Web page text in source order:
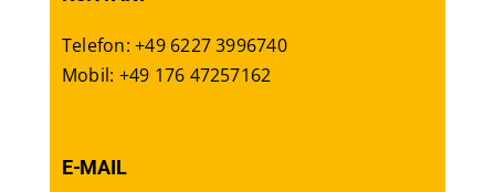
Telefon: +49 6227 3996740
Mobil: +49 176 47257162
E-MAIL